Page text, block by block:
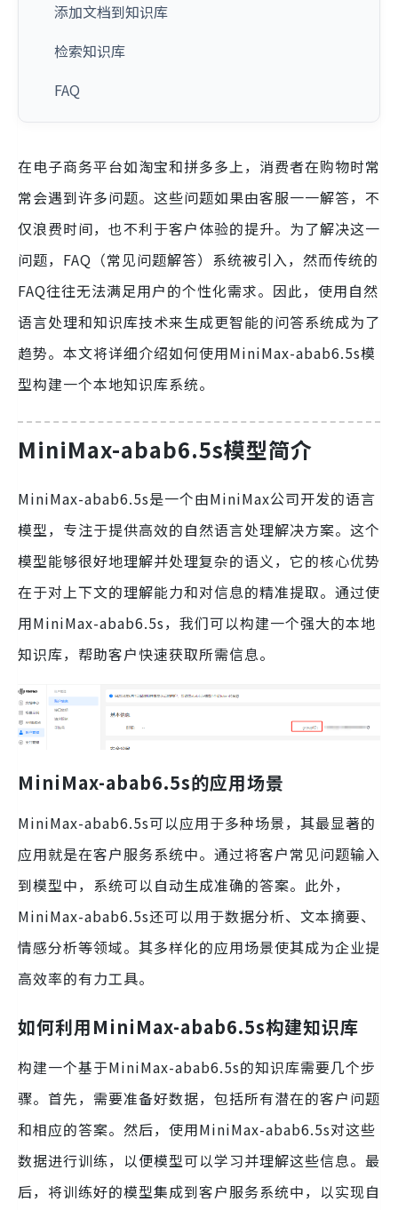
添加文档到知识库
检索知识库
FAQ
在电子商务平台如淘宝和拼多多上，消费者在购物时常
常会遇到许多问题。这些问题如果由客服一一解答，不
仅浪费时间，也不利于客户体验的提升。为了解决这一
问题，FAQ（常见问题解答）系统被引入，然而传统的
FAQ往往无法满足用户的个性化需求。因此，使用自然
语言处理和知识库技术来生成更智能的问答系统成为了
趋势。本文将详细介绍如何使用MiniMax-abab6.5s模
型构建一个本地知识库系统。
MiniMax-abab6.5s模型简介
MiniMax-abab6.5s是一个由MiniMax公司开发的语言
模型，专注于提供高效的自然语言处理解决方案。这个
模型能够很好地理解并处理复杂的语义，它的核心优势
在于对上下文的理解能力和对信息的精准提取。通过使
用MiniMax-abab6.5s，我们可以构建一个强大的本地
知识库，帮助客户快速获取所需信息。
MiniMax-abab6.5s的应用场景
MiniMax-abab6.5s可以应用于多种场景，其最显著的
应用就是在客户服务系统中。通过将客户常见问题输入
到模型中，系统可以自动生成准确的答案。此外，
MiniMax-abab6.5s还可以用于数据分析、文本摘要、
情感分析等领域。其多样化的应用场景使其成为企业提
高效率的有力工具。
如何利用MiniMax-abab6.5s构建知识库
构建一个基于MiniMax-abab6.5s的知识库需要几个步
骤。首先，需要准备好数据，包括所有潜在的客户问题
和相应的答案。然后，使用MiniMax-abab6.5s对这些
数据进行训练，以便模型可以学习并理解这些信息。最
后，将训练好的模型集成到客户服务系统中，以实现自